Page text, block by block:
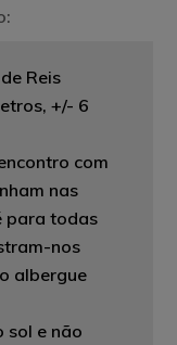
Reis
+/- 6
com
nas
para todas
nos
albergue
sol e não